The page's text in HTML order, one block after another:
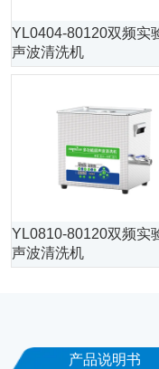
YL0404-80120双频实
声波清洗机
YL0810-80120双频实
声波清洗机
产品说明书